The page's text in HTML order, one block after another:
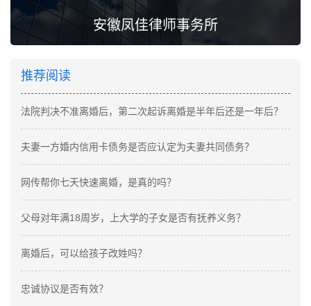
安徽凤佳律师事务所
推荐阅读
法院判决不准离婚后，第二次起诉离婚是半年后还是一年后？
夫妻一方婚内信用卡债务是否应认定为夫妻共同债务？
网传帮你七天快速离婚，是真的吗？
父母对年满18周岁，上大学的子女是否有抚养义务？
​​​​​​​离婚后，可以给孩子改姓吗？
忠诚协议是否有效？